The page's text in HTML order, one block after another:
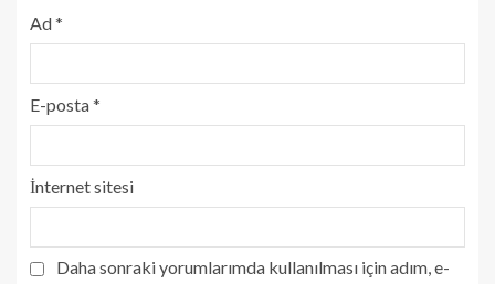
Ad*
E-posta*
İnternet sitesi
Daha sonraki yorumlarımda kullanılması için adım, e-